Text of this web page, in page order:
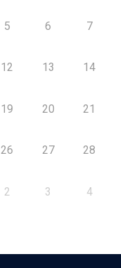
5 6 7
12 13 14
19 20 21
26 27 28
2 3 4